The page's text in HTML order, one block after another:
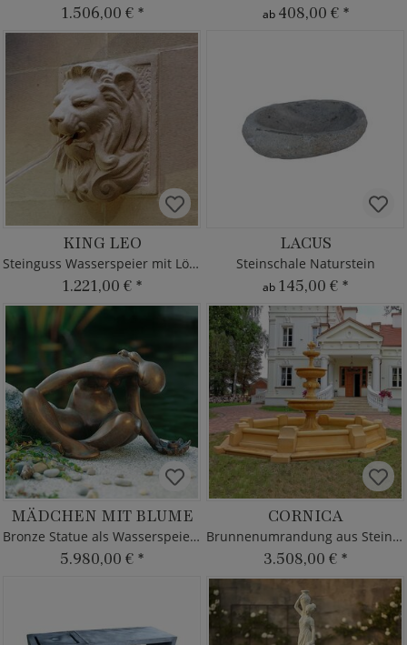
1.506,00 € * ab 408,00 € *
KING LEO
Steinguss Wasserspeier mit Löwe
1.221,00 € *
LACUS
Steinschale Naturstein
ab 145,00 € *
MÄDCHEN MIT BLUME
Bronze Statue als Wasserspeier - limitiert
5.980,00 € *
CORNICA
Brunnenumrandung aus Steinguss
3.508,00 € *